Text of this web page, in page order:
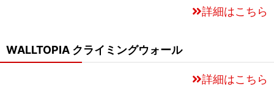
詳細はこちら
WALLTOPIA クライミングウォール
詳細はこちら